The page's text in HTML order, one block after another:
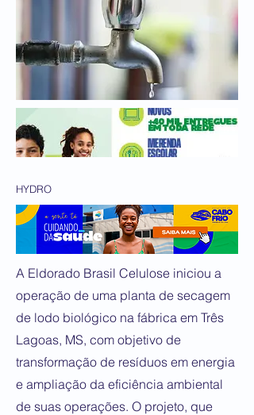
HYDRO
A Eldorado Brasil Celulose iniciou a
operação de uma planta de secagem
de lodo biológico na fábrica em Três
Lagoas, MS, com objetivo de
transformação de resíduos em energia
e ampliação da eficiência ambiental
de suas operações. O projeto, que